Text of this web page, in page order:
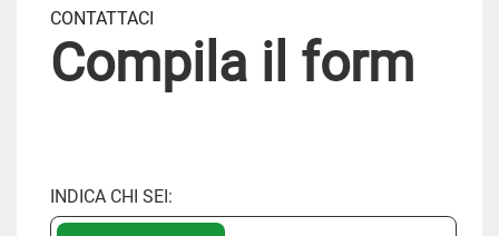
CONTATTACI
Compila il form
INDICA CHI SEI: